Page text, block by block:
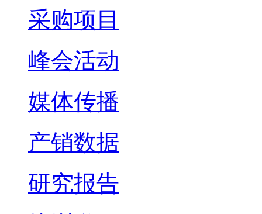
采购项目
峰会活动
媒体传播
产销数据
研究报告